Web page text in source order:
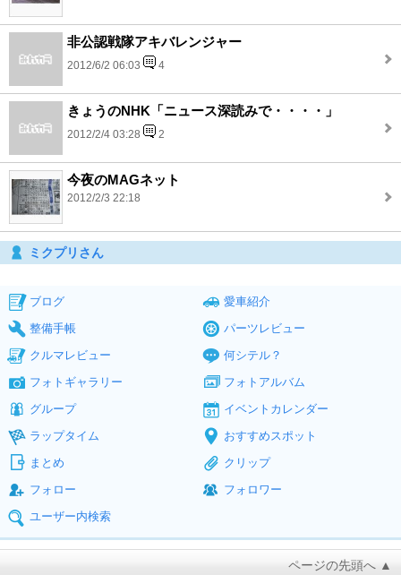
非公認戦隊アキバレンジャー
2012/6/2 06:03 4
きょうのNHK「ニュース深読みで・・・・」
2012/2/4 03:28 2
今夜のMAGネット
2012/2/3 22:18
ミクプリさん
ブログ
愛車紹介
整備手帳
パーツレビュー
クルマレビュー
何シテル？
フォトギャラリー
フォトアルバム
グループ
イベントカレンダー
ラップタイム
おすすめスポット
まとめ
クリップ
フォロー
フォロワー
ユーザー内検索
ページの先頭へ ▲